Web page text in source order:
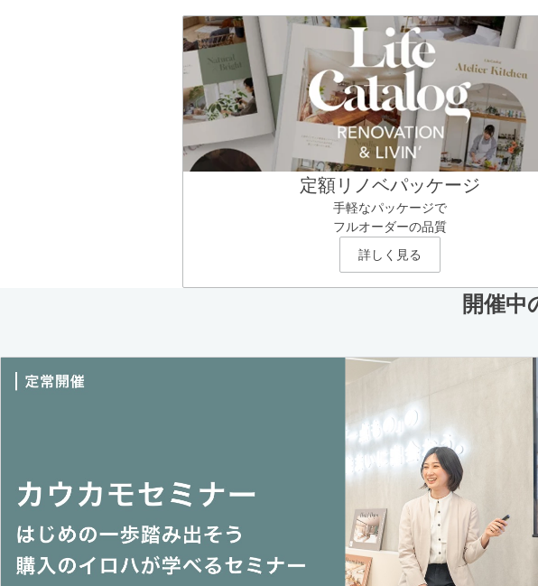
定額リノベパッケージ
手軽なパッケージで
フルオーダーの品質
詳しく見る
開催中